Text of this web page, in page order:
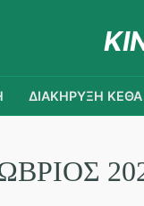
ΔΙΑΚΗΡΥΞΗ ΚΕΘΑ